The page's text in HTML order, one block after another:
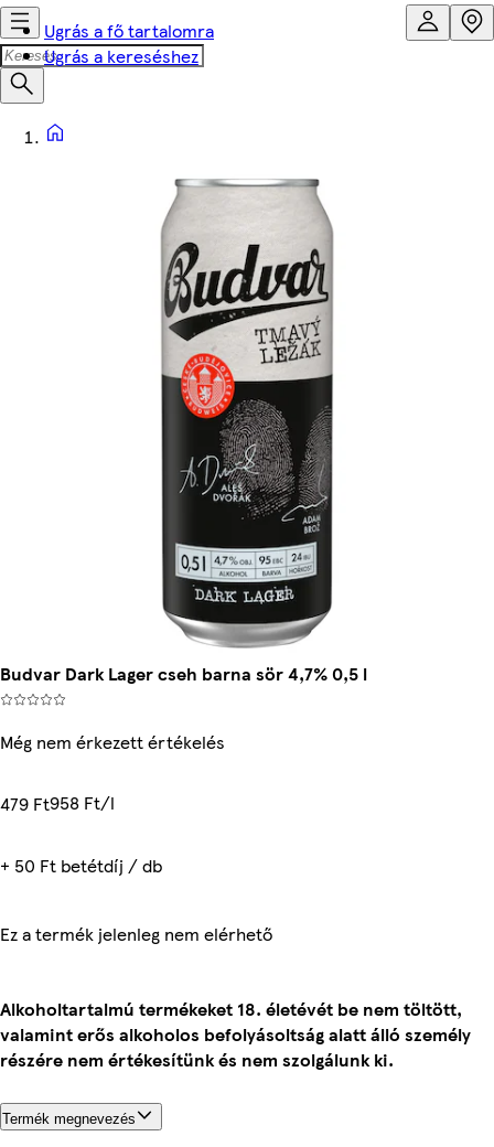
Ugrás a fő tartalomra
Ugrás a kereséshez
Budvar Dark Lager cseh barna sör 4,7% 0,5 l
Még nem érkezett értékelés
479 Ft958 Ft/l
+ 50 Ft betétdíj / db
Ez a termék jelenleg nem elérhető
Alkoholtartalmú termékeket 18. életévét be nem töltött,
valamint erős alkoholos befolyásoltság alatt álló személy
részére nem értékesítünk és nem szolgálunk ki.
Termék megnevezés